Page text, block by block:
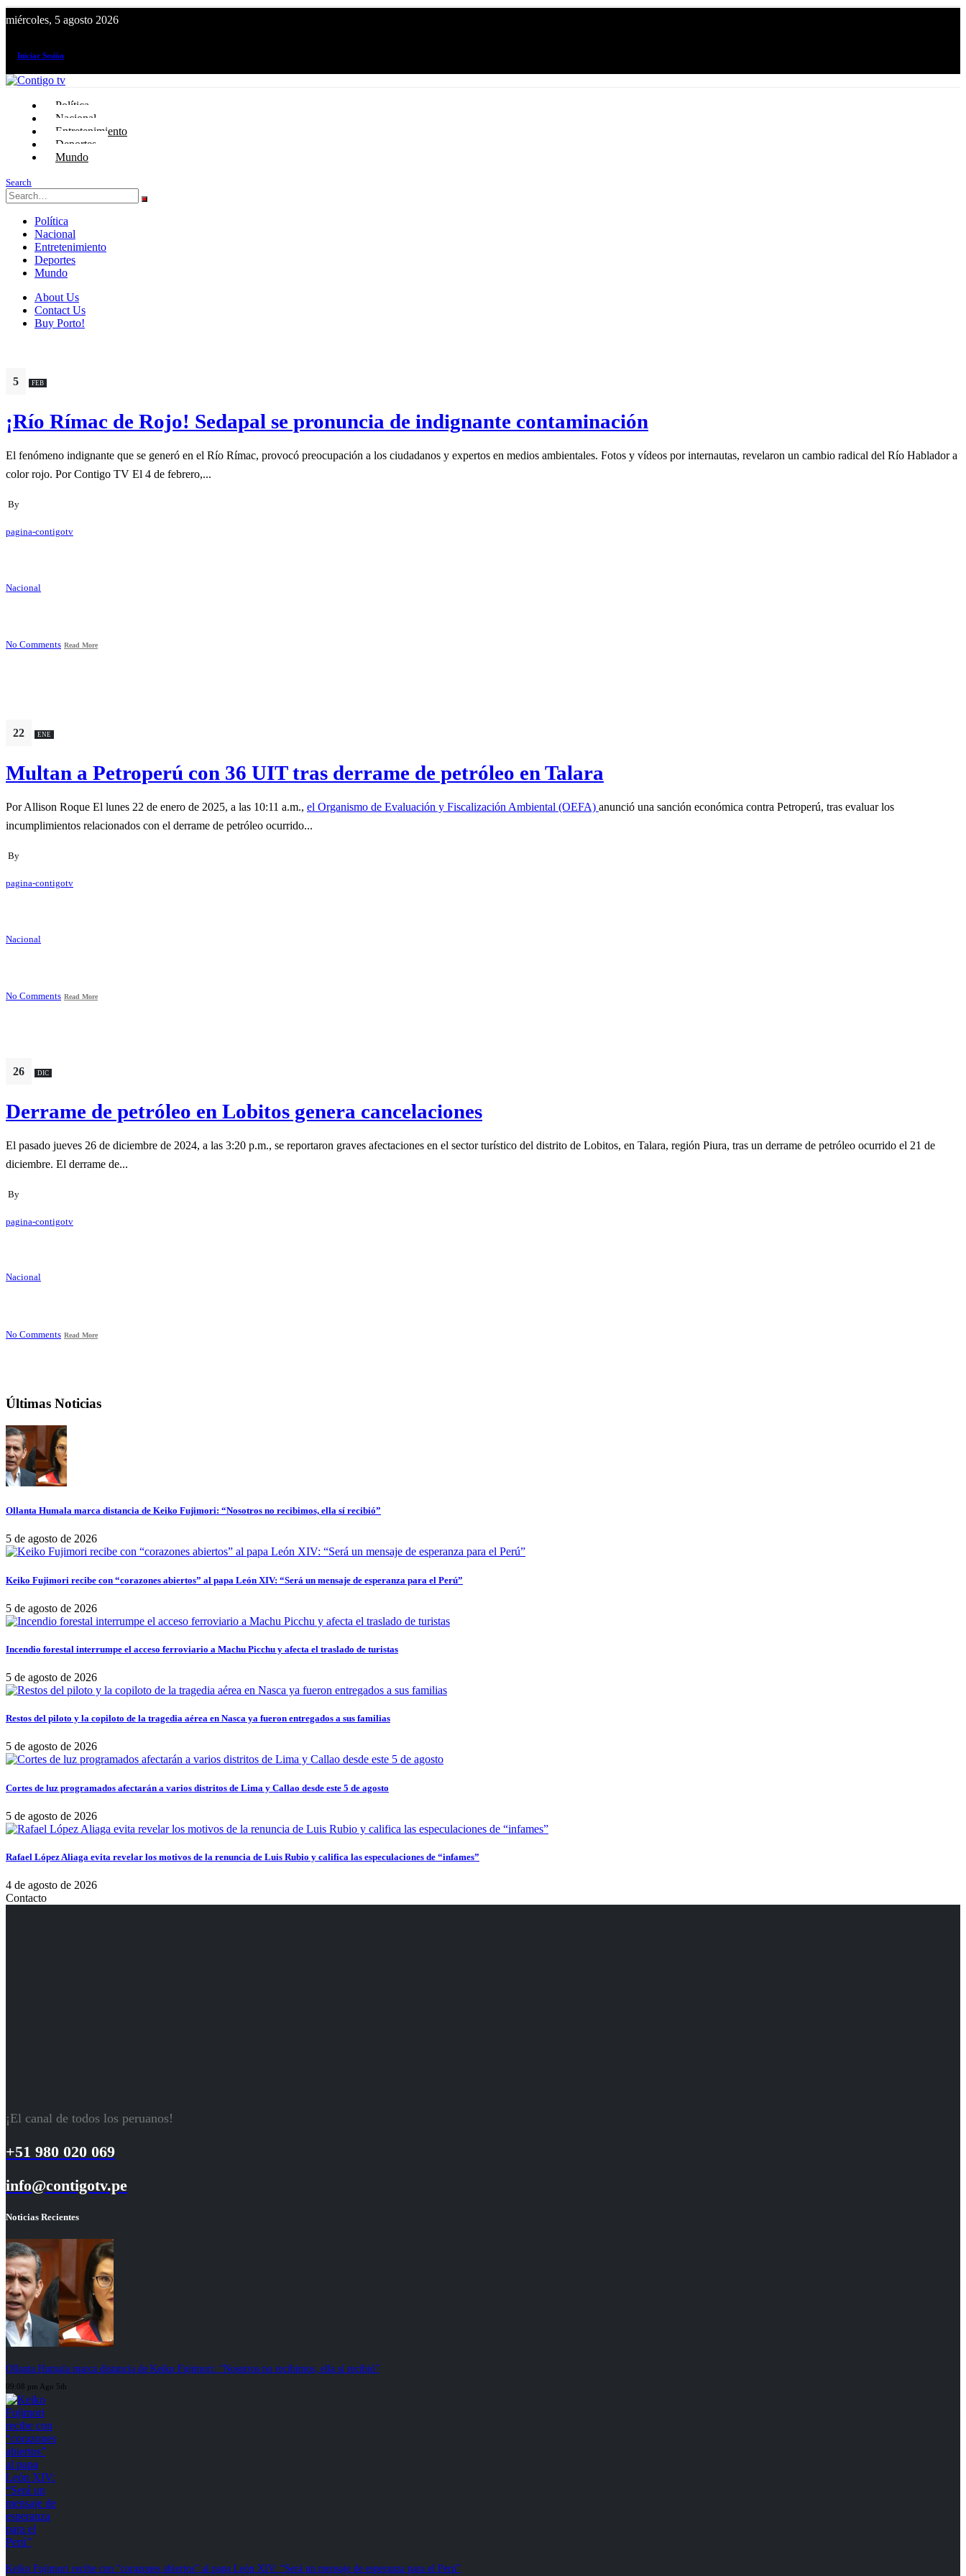
miércoles, 5 agosto 2026
Iniciar Sesión
Política
Nacional
Entretenimiento
Deportes
Mundo
Search
Política
Nacional
Entretenimiento
Deportes
Mundo
About Us
Contact Us
Buy Porto!
5 FEB
¡Río Rímac de Rojo! Sedapal se pronuncia de indignante contaminación
El fenómeno indignante que se generó en el Río Rímac, provocó preocupación a los ciudadanos y expertos en medios ambientales. Fotos y vídeos por internautas, revelaron un cambio radical del Río Hablador a
color rojo. Por Contigo TV El 4 de febrero,...
By
pagina-contigotv
Nacional
No Comments Read More
22 ENE
Multan a Petroperú con 36 UIT tras derrame de petróleo en Talara
Por Allison Roque El lunes 22 de enero de 2025, a las 10:11 a.m., el Organismo de Evaluación y Fiscalización Ambiental (OEFA) anunció una sanción económica contra Petroperú, tras evaluar los
incumplimientos relacionados con el derrame de petróleo ocurrido...
By
pagina-contigotv
Nacional
No Comments Read More
26 DIC
Derrame de petróleo en Lobitos genera cancelaciones
El pasado jueves 26 de diciembre de 2024, a las 3:20 p.m., se reportaron graves afectaciones en el sector turístico del distrito de Lobitos, en Talara, región Piura, tras un derrame de petróleo ocurrido el 21 de
diciembre. El derrame de...
By
pagina-contigotv
Nacional
No Comments Read More
Últimas Noticias
Ollanta Humala marca distancia de Keiko Fujimori: “Nosotros no recibimos, ella sí recibió”
5 de agosto de 2026
Keiko Fujimori recibe con “corazones abiertos” al papa León XIV: “Será un mensaje de esperanza para el Perú”
5 de agosto de 2026
Incendio forestal interrumpe el acceso ferroviario a Machu Picchu y afecta el traslado de turistas
5 de agosto de 2026
Restos del piloto y la copiloto de la tragedia aérea en Nasca ya fueron entregados a sus familias
5 de agosto de 2026
Cortes de luz programados afectarán a varios distritos de Lima y Callao desde este 5 de agosto
5 de agosto de 2026
Rafael López Aliaga evita revelar los motivos de la renuncia de Luis Rubio y califica las especulaciones de “infames”
4 de agosto de 2026
Contacto
¡El canal de todos los peruanos!
+51 980 020 069
info@contigotv.pe
Noticias Recientes
Ollanta Humala marca distancia de Keiko Fujimori: “Nosotros no recibimos, ella sí recibió”
09:08 pm Ago 5th
Keiko Fujimori recibe con “corazones abiertos” al papa León XIV: “Será un mensaje de esperanza para el Perú”